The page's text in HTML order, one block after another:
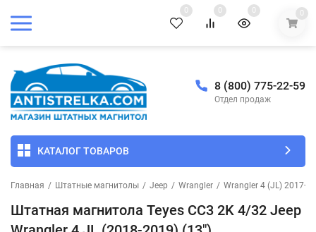
0 0 0 0
8 (800) 775-22-59
Отдел продаж
КАТАЛОГ ТОВАРОВ
Главная / Штатные магнитолы / Jeep / Wrangler / Wrangler 4 (JL) 2017+
Штатная магнитола Teyes CC3 2K 4/32 Jeep